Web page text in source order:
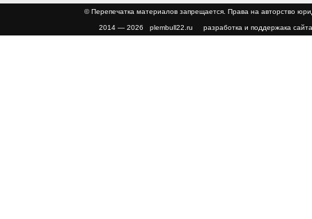
© Перепечатка материалов запрещается. Права на авторство
2014 — 2026 plembull22.ru разработка и поддержака